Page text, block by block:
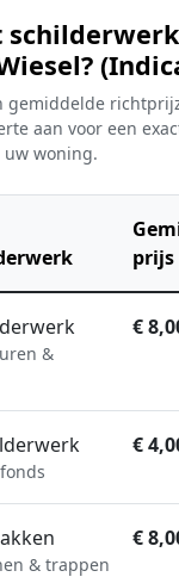
gemiddelde
aan voor een
woning.
prijs
&
€
€
& trappen
€